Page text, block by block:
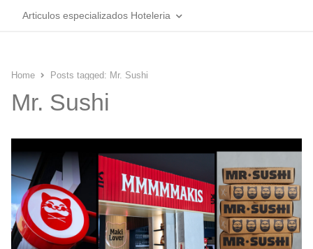
Articulos especializados Hoteleria
Home Posts tagged: Mr. Sushi
Mr. Sushi